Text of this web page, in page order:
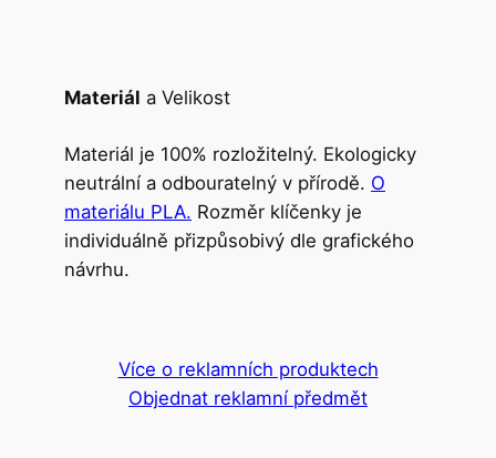
Materiál a Velikost
Materiál je 100% rozložitelný. Ekologicky
neutrální a odbouratelný v přírodě. O
materiálu PLA. Rozměr klíčenky je
individuálně přizpůsobivý dle grafického
návrhu.
Více o reklamních produktech
Objednat reklamní předmět